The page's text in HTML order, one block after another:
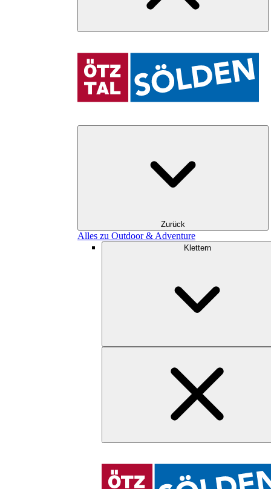
Zurück
Alles zu Outdoor & Adventure
Klettern